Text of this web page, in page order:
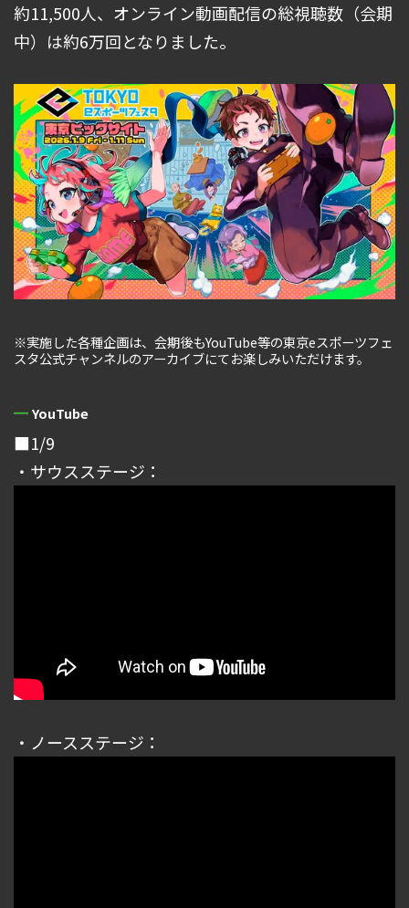
約11,500人、オンライン動画配信の総視聴数（会期
中）は約6万回となりました。
※実施した各種企画は、会期後もYouTube等の東京eスポーツフェ
スタ公式チャンネルのアーカイブにてお楽しみいただけます。
YouTube
■1/9
・サウスステージ：
・ノースステージ：